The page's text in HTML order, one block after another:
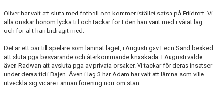
Oliver har valt att sluta med fotboll och kommer istället satsa på Friidrott. Vi
alla önskar honom lycka till och tackar för tiden han varit med i vårat lag
och för allt han bidragit med.
Det är ett par till spelare som lämnat laget, i Augusti gav Leon Sand besked
att sluta pga besvärande och återkommande knäskada. I Augusti valde
även Radwan att avsluta pga av privata orsaker. Vi tackar för deras insatser
under deras tid i Bajen. Även i lag 3 har Adam har valt att lämna som ville
utveckla sig vidare i annan förening norr om stan.